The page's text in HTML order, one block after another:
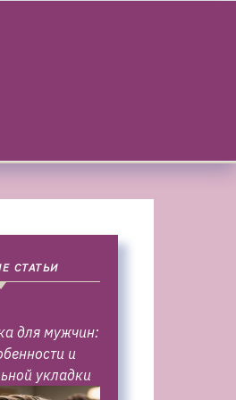
СТАТЬИ
для мужчин:
и
укладки